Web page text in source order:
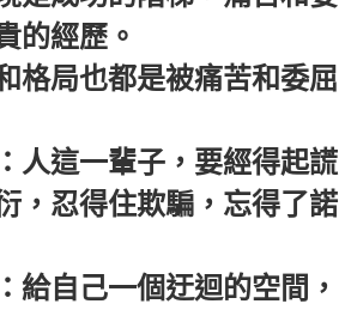
的經歷。
格局也都是被痛苦和委屈
人這一輩子，要經得起謊
，忍得住欺騙，忘得了諾
給自己一個迂迴的空間，